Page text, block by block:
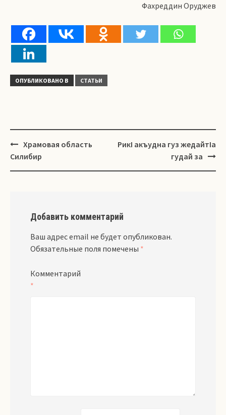
Фахреддин Оруджев
ОПУБЛИКОВАНО В СТАТЬИ
Навигация
Храмовая область
Силибир
РикI акъудна гуз жедайтIа
гудай за
Добавить комментарий
Ваш адрес email не будет опубликован.
Обязательные поля помечены *
Комментарий
*